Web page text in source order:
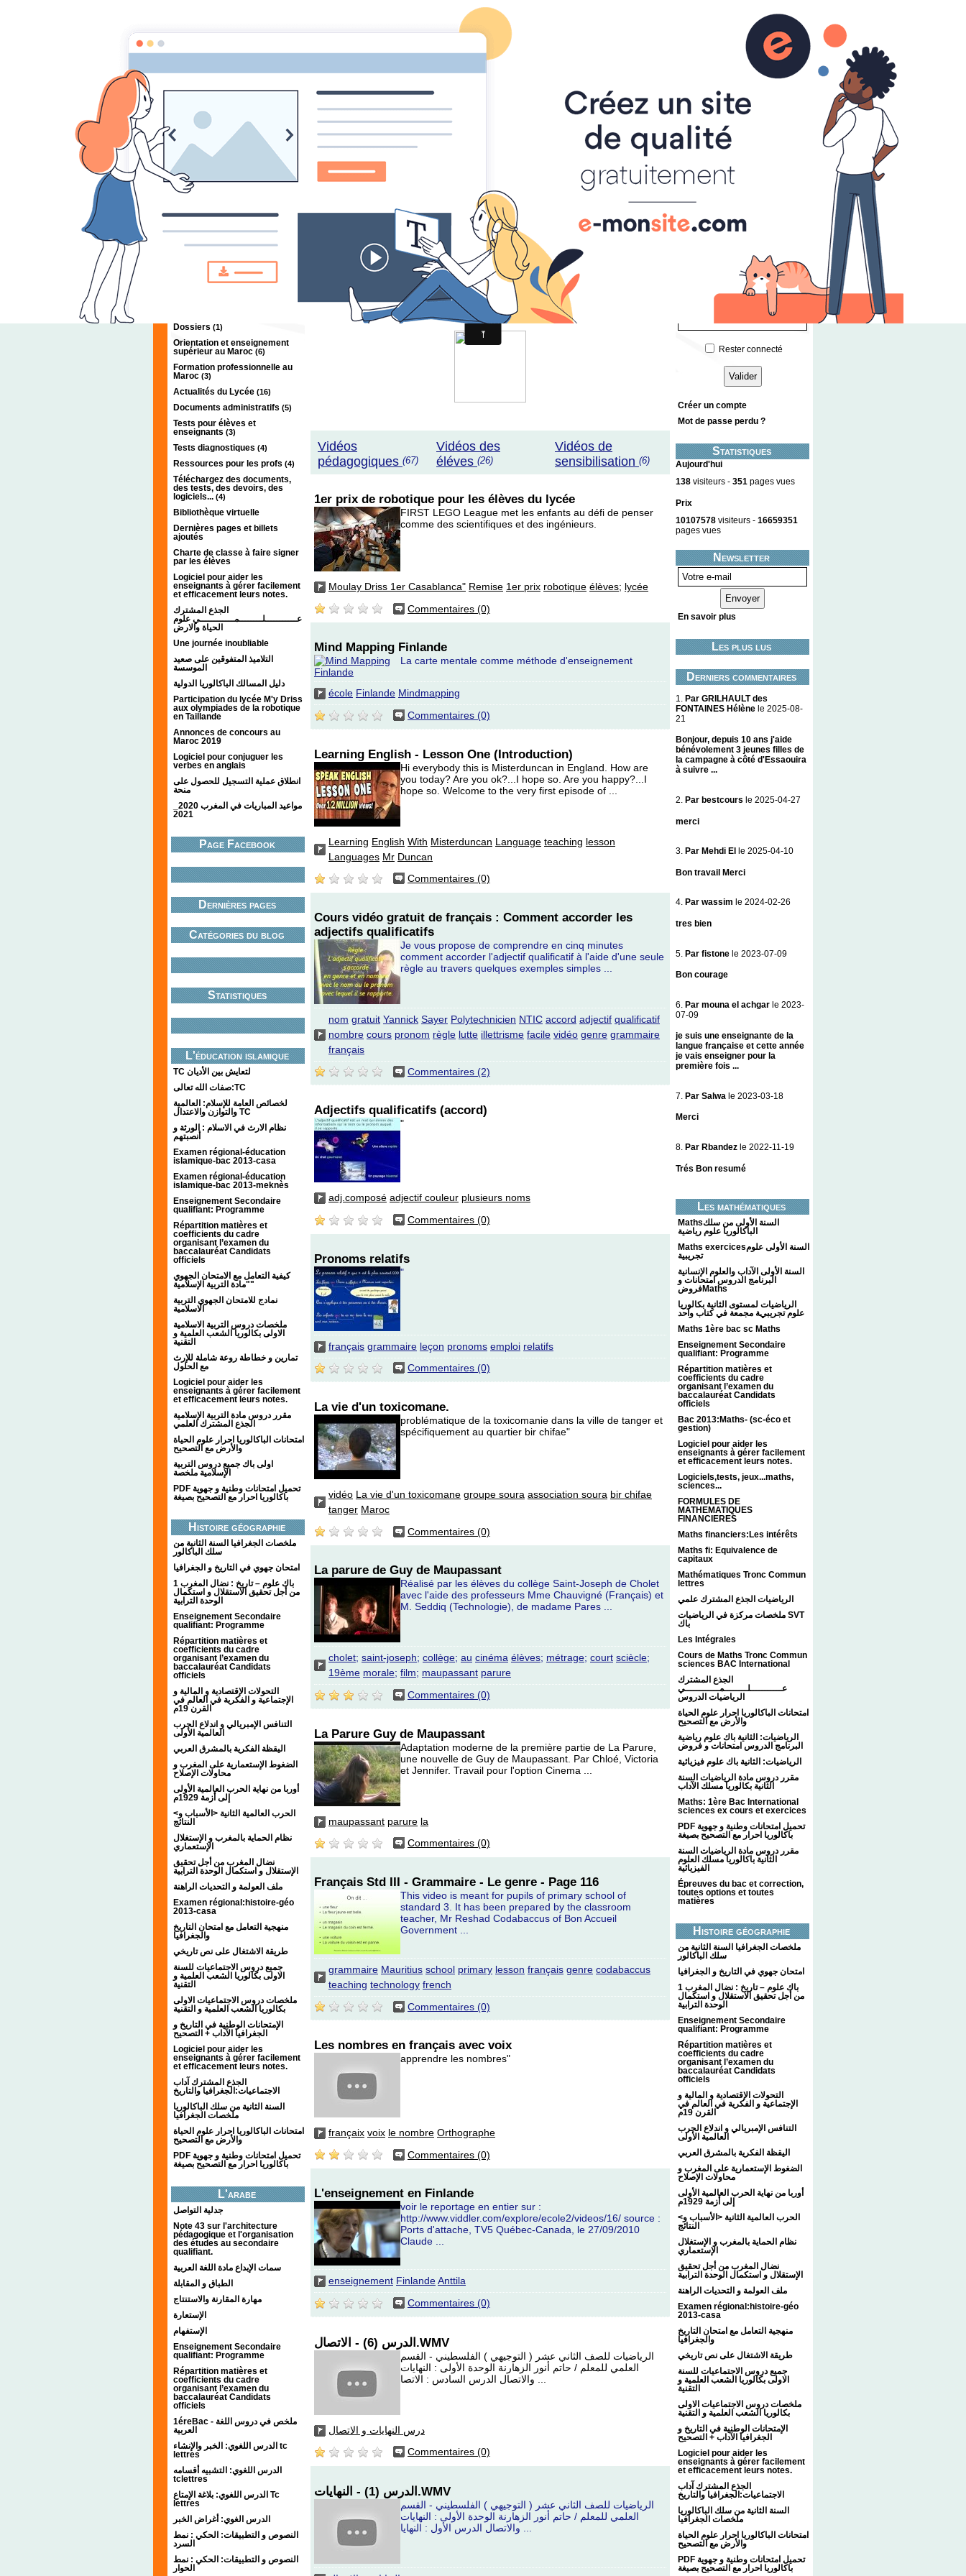
référencement de site web gratuit
Lycée Moulay Idriss 1er Casa
Pages Blog Musulman et fier Proposez un document Madariss Etudes au Maroc vidéos Album photos
Catégories de pages
Dossiers (1)
Orientation et enseignement
supérieur au Maroc (6)
Formation professionnelle au
Maroc (3)
Actualités du Lycée (16)
Documents administratifs (5)
Tests pour élèves et
enseignants (3)
Tests diagnostiques (4)
Ressources pour les profs (4)
Téléchargez des documents,
des tests, des devoirs, des
logiciels... (4)
Bibliothèque virtuelle
Dernières pages et billets
ajoutés
Charte de classe à faire signer
par les élèves
Logiciel pour aider les
enseignants à gérer facilement
et efficacement leurs notes.
الجذع المشترك
عـــــــــــلــــــــمــــــــــــي علوم
الحياة والارض
Une journée inoubliable
التلاميذ المتفوقين على صعيد
الموسسة
دليل المسالك الباكالوريا الدولية
Participation du lycée M'y Driss
aux olympiades de la robotique
en Taillande
Annonces de concours au
Maroc 2019
Logiciel pour conjuguer les
verbes en anglais
انطلاق عملية التسجيل للحصول على
منحة
2021
Page Facebook
Dernières pages
Catégories du blog
Statistiques
L'éducation islamique
TC لتعايش بين الأديان
صفات الله تعالى:TC
لخصائص العامة للإسلام: العالمية
والتوازن والاعتدال TC
نظام الارث في الاسلام : الورثة و
أنصبتهم
Examen régional-éducation
islamique-bac 2013-casa
Examen régional-éducation
islamique-bac 2013-meknès
Enseignement Secondaire
qualifiant: Programme
Répartition matières et
coefficients du cadre
organisant l’examen du
baccalauréat Candidats
officiels
كيفية التعامل مع الامتحان الجهوي
"مادة التربية الإسلامية"
نمادج للامتحان الجهوي التربية
الاسلامية
ملخصات دروس التربية الاسلامية
الاولى بكالوريا الشعب العلمية و
التقنية
تمارين و خطاطة روعة شاملة للإرث
مع الحلول
Logiciel pour aider les
enseignants à gérer facilement
et efficacement leurs notes.
مقرر دروس مادة التربية الإسلامية
الجذع المشترك العلمي
امتحانات الباكالوريا احرار علوم الحياة
والأرض مع التصحيح
اولى باك جميع دروس التربية
الإسلامية ملخصة
PDF تحميل امتحانات وطنية و جهوية
باكالوريا احرار مع التصحيح بصيغة
Histoire géographie
ملخصات الجغرافيا السنة الثانية من
سلك الباكالور
امتحان جهوي في التاريخ و الجغرافيا
1 باك علوم – تاريخ : نضال المغرب
من أجل تحقيق الاستقلال و استكمال
الوحدة الترابية
Enseignement Secondaire
qualifiant: Programme
Répartition matières et
coefficients du cadre
organisant l’examen du
baccalauréat Candidats
officiels
التحولات الإقتصادية و المالية و
الإجتماعية و الفكرية في العالم في
القرن 19م
التنافس الإمبريالي و اندلاع الحرب
العالمية الأولى
اليقظة الفكرية بالمشرق العربي
الضغوط الإستعمارية على المغرب و
محاولات الإصلاح
أوربا من نهاية الحرب العالمية الأولى
إلى أزمة 1929م
<الحرب العالمية الثانية <الأسباب و
النتائج
نظام الحماية بالمغرب و الإستغلال
الإستعماري
نضال المغرب من أجل تحقيق
الإستقلال و استكمال الوحدة الترابية
ملف العولمة و التحديات الراهنة
Examen régional:histoire-géo
2013-casa
منهجية التعامل مع امتحان التاريخ
والجغرافيا
طريقة الاشتغال على نص تاريخي
جميع دروس الاجتماعيات للسنة
الاولى بكالوريا الشعب العلمية و
التقنية
ملخصات دروس الاجتماعيات الاولى
بكالوريا الشعب العلمية و التقنية
الإمتحانات الوطنية في التاريخ و
الجغرافيا الآداب + التصحيح
Logiciel pour aider les
enseignants à gérer facilement
et efficacement leurs notes.
الجذع المشترك آداب
الاجتماعيات:الجغرافيا والتاريخ
السنة الثانية من سلك الباكالوريا
ملخصات الجغرافيا
امتحانات الباكالوريا احرار علوم الحياة
والأرض مع التصحيح
PDF تحميل امتحانات وطنية و جهوية
باكالوريا احرار مع التصحيح بصيغة
L'arabe
جدلية التواصل
Note 43 sur l'architecture
pédagogique et l'organisation
des études au secondaire
qualifiant.
سمات الإبداع مادة اللغة العربية
الطباق و المقابلة
مهارة المقارنة والاستنتاج
الإستعارة
الإستفهام
Enseignement Secondaire
qualifiant: Programme
Répartition matières et
coefficients du cadre
organisant l’examen du
baccalauréat Candidats
officiels
1éreBac - ملخص في دروس اللغة
العربية
الدرس اللغوي: الخبر والإنشاء tc
lettres
الدرس اللغوي: التشبيه أقسامه
tclettres
الدرس اللغوي: بلاغة الإمتاع Tc
lettres
الدرس الغوي: أغراض الخبر
النصوص و التطبيقات: الحكي : نمط
السرد
النصوص و التطبيقات: الحكي : نمط
الحوار
Espace membre
Rester connecté
Créer un compte
Mot de passe perdu ?
Statistiques
Aujourd'hui
138 visiteurs - 351 pages vues
Prix
10107578 visiteurs - 16659351
pages vues
Newsletter
En savoir plus
Les plus lus
Derniers commentaires
1.
Par GRILHAULT des
FONTAINES Hélène le 2025-08-
21
Bonjour, depuis 10 ans j'aide
bénévolement 3 jeunes filles de
la campagne à côté d'Essaouira
à suivre ...
2. Par bestcours le 2025-04-27
merci
3. Par Mehdi El le 2025-04-10
Bon travail Merci
4. Par wassim le 2024-02-26
tres bien
5. Par fistone le 2023-07-09
Bon courage
6. Par mouna el achgar le 2023-
07-09
je suis une enseignante de la
langue française et cette année
je vais enseigner pour la
première fois ...
7. Par Salwa le 2023-03-18
Merci
8. Par Rbandez le 2022-11-19
Trés Bon resumé
Les mathématiques
Mathsالسنة الأولى من سلك
الباكالوريا علوم رياضية
Maths exercicesالسنة الأولى علوم
تجريبية
السنة الأولى الآداب والعلوم الإنسانية
البرنامج الدروس امتحانات و
فروضMaths
الرياضيات لمستوى الثانية بكالوريا
علوم تجريبية مجمعة في كتاب واحد
Maths 1ère bac sc Maths
Enseignement Secondaire
qualifiant: Programme
Répartition matières et
coefficients du cadre
organisant l’examen du
baccalauréat Candidats
officiels
Bac 2013:Maths- (sc-éco et
gestion)
Logiciel pour aider les
enseignants à gérer facilement
et efficacement leurs notes.
Logiciels,tests, jeux...maths,
sciences...
FORMULES DE
MATHEMATIQUES
FINANCIERES
Maths financiers:Les intérêts
Maths fi: Equivalence de
capitaux
Mathématiques Tronc Commun
lettres
الرياضيات الجذع المشترك علمي
ملخصات مركزة في الرياضيات SVT
باك
Les Intégrales
Cours de Maths Tronc Commun
sciences BAC International
الجذع المشترك
عـــــــــــلــــــــمــــــــــــي
الرياضيات الدروس
امتحانات الباكالوريا احرار علوم الحياة
والأرض مع التصحيح
الرياضيات: الثانية باك علوم رياضية
البرنامج الدروس امتحانات و فروض
الرياضيات: الثانية باك علوم فيزيائية
مقرر دروس مادة الرياضيات السنة
الثانية بكالوريا مسلك الآداب
Maths: 1ère Bac International
sciences ex cours et exercices
PDF تحميل امتحانات وطنية و جهوية
باكالوريا احرار مع التصحيح بصيغة
مقرر دروس مادة الرياضيات السنة
الثانية باكالوريا مسلك العلوم
الفيزيائية
Épreuves du bac et correction,
toutes options et toutes
matières
Histoire géographie
ملخصات الجغرافيا السنة الثانية من
سلك الباكالور
امتحان جهوي في التاريخ و الجغرافيا
1 باك علوم – تاريخ : نضال المغرب
من أجل تحقيق الاستقلال و استكمال
الوحدة الترابية
Enseignement Secondaire
qualifiant: Programme
Répartition matières et
coefficients du cadre
organisant l’examen du
baccalauréat Candidats
officiels
التحولات الإقتصادية و المالية و
الإجتماعية و الفكرية في العالم في
القرن 19م
التنافس الإمبريالي و اندلاع الحرب
العالمية الأولى
اليقظة الفكرية بالمشرق العربي
الضغوط الإستعمارية على المغرب و
محاولات الإصلاح
أوربا من نهاية الحرب العالمية الأولى
إلى أزمة 1929م
<الحرب العالمية الثانية <الأسباب و
النتائج
نظام الحماية بالمغرب و الإستغلال
الإستعماري
نضال المغرب من أجل تحقيق
الإستقلال و استكمال الوحدة الترابية
ملف العولمة و التحديات الراهنة
Examen régional:histoire-géo
2013-casa
منهجية التعامل مع امتحان التاريخ
والجغرافيا
طريقة الاشتغال على نص تاريخي
جميع دروس الاجتماعيات للسنة
الاولى بكالوريا الشعب العلمية و
التقنية
ملخصات دروس الاجتماعيات الاولى
بكالوريا الشعب العلمية و التقنية
الإمتحانات الوطنية في التاريخ و
الجغرافيا الآداب + التصحيح
Logiciel pour aider les
enseignants à gérer facilement
et efficacement leurs notes.
الجذع المشترك آداب
الاجتماعيات:الجغرافيا والتاريخ
السنة الثانية من سلك الباكالوريا
ملخصات الجغرافيا
امتحانات الباكالوريا احرار علوم الحياة
والأرض مع التصحيح
PDF تحميل امتحانات وطنية و جهوية
باكالوريا احرار مع التصحيح بصيغة
Espace multimédia
Espace multimédia
Vidéos
pédagogiques (67)
Vidéos des
éléves (26)
Vidéos de
sensibilisation (6)
1er prix de robotique pour les élèves du lycée
FIRST LEGO League met les enfants au défi de penser
comme des scientifiques et des ingénieurs.
Moulay Driss 1er Casablanca" Remise 1er prix robotique élèves; lycée
Commentaires (0)
Mind Mapping Finlande
La carte mentale comme méthode d'enseignement
école Finlande Mindmapping
Commentaires (0)
Learning English - Lesson One (Introduction)
Hi everybody this is Misterduncan in England. How are
you today? Are you ok?...I hope so. Are you happy?...I
hope so. Welcome to the very first episode of ...
Learning English With Misterduncan Language teaching lesson
Languages Mr Duncan
Commentaires (0)
Cours vidéo gratuit de français : Comment accorder les
adjectifs qualificatifs
Je vous propose de comprendre en cinq minutes
comment accorder l'adjectif qualificatif à l'aide d'une seule
règle au travers quelques exemples simples ...
nom gratuit Yannick Sayer Polytechnicien NTIC accord adjectif qualificatif
nombre cours pronom règle lutte illettrisme facile vidéo genre grammaire
français
Commentaires (2)
Adjectifs qualificatifs (accord)
"
adj.composé adjectif couleur plusieurs noms
Commentaires (0)
Pronoms relatifs
"
français grammaire leçon pronoms emploi relatifs
Commentaires (0)
La vie d'un toxicomane.
problématique de la toxicomanie dans la ville de tanger et
spécifiquement au quartier bir chifae"
vidéo La vie d'un toxicomane groupe soura association soura bir chifae
tanger Maroc
Commentaires (0)
La parure de Guy de Maupassant
Réalisé par les élèves du collège Saint-Joseph de Cholet
avec l'aide des professeurs Mme Chauvigné (Français) et
M. Seddiq (Technologie), de madame Pares ...
cholet; saint-joseph; collège; au cinéma élèves; métrage; court sciècle;
19ème morale; film; maupassant parure
Commentaires (0)
La Parure Guy de Maupassant
Adaptation moderne de la première partie de La Parure,
une nouvelle de Guy de Maupassant. Par Chloé, Victoria
et Jennifer. Travail pour l'option Cinema ...
maupassant parure la
Commentaires (0)
Français Std III - Grammaire - Le genre - Page 116
This video is meant for pupils of primary school of
standard 3. It has been prepared by the classroom
teacher, Mr Reshad Codabaccus of Bon Accueil
Government ...
grammaire Mauritius school primary lesson français genre codabaccus
teaching technology french
Commentaires (0)
Les nombres en français avec voix
apprendre les nombres"
françaix voix le nombre Orthographe
Commentaires (0)
L'enseignement en Finlande
voir le reportage en entier sur :
http://www.viddler.com/explore/ecole2/videos/16/ source :
Ports d'attache, TV5 Québec-Canada, le 27/09/2010
Claude ...
enseignement FinlandeAnttila
Commentaires (0)
الدرس (6) - الاتصال.WMV
الرياضيات للصف الثاني عشر ( التوجيهي ) الفلسطيني - القسم
العلمي للمعلم / حاتم أنور الزهارنة الوحدة الأولى : النهايات
درس النهايات و الاتصال
Commentaires (0)
الدرس (1) - النهايات.WMV
الرياضيات للصف الثاني عشر ( التوجيهي ) الفلسطيني - القسم
العلمي للمعلم / حاتم أنور الزهارنة الوحدة الأولى : النهايات